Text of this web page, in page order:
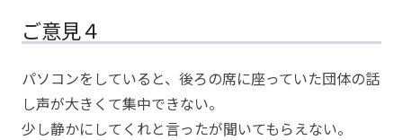
ご意見４
パソコンをしていると、後ろの席に座っていた団体の話
し声が大きくて集中できない。
少し静かにしてくれと言ったが聞いてもらえない。